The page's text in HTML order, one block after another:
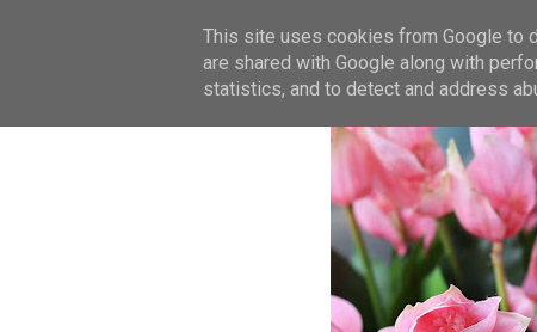
This site uses cookies from Google to
are shared with Google along with
statistics, and to detect and address